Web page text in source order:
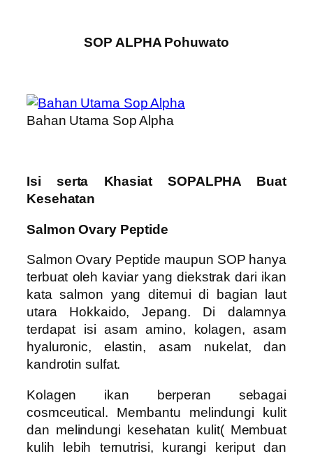
SOP ALPHA Pohuwato
Bahan Utama Sop Alpha
Isi serta Khasiat SOPALPHA Buat
Kesehatan
Salmon Ovary Peptide
Salmon Ovary Peptide maupun SOP hanya
terbuat oleh kaviar yang diekstrak dari ikan
kata salmon yang ditemui di bagian laut
utara Hokkaido, Jepang. Di dalamnya
terdapat isi asam amino, kolagen, asam
hyaluronic, elastin, asam nukelat, dan
kandrotin sulfat.
Kolagen ikan berperan sebagai
cosmceutical. Membantu melindungi kulit
dan melindungi kesehatan kulit( Membuat
kulih lebih ternutrisi, kurangi keriput dan